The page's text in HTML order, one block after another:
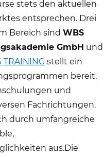
stets den aktuellen
entsprechen. Drei
Bereich sind WBS
GmbH und
TRAINING stellt ein
bereit,
und
Fachrichtungen.
durch umfangreiche
aus.Die